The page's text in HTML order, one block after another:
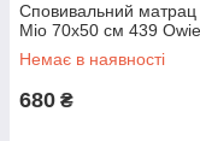
Сповивальний
Mio 70x50 см 439
Немає в наявності
680 ₴